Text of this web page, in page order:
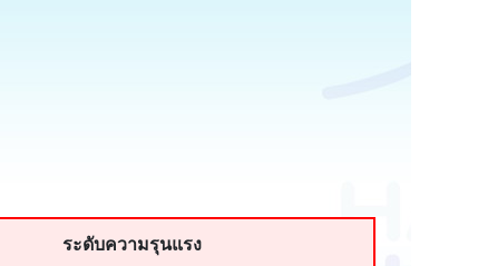
ระดับความรุนแรง